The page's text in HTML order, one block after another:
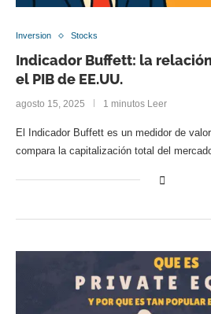
Inversion Stocks
Indicador Buffett: la
el PIB de EE.UU.
agosto 15, 2025 1 minutos Leer
El Indicador Buffett es un medidor de
compara la capitalización total del